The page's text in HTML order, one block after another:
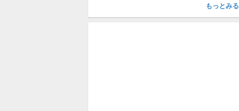
もっとみる